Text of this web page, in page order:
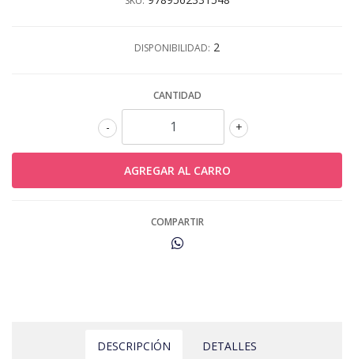
DISPONIBILIDAD: 2
CANTIDAD
+
-
COMPARTIR
DESCRIPCIÓN DETALLES